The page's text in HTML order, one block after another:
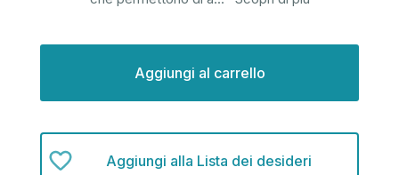
Aggiungi alla Lista dei desideri